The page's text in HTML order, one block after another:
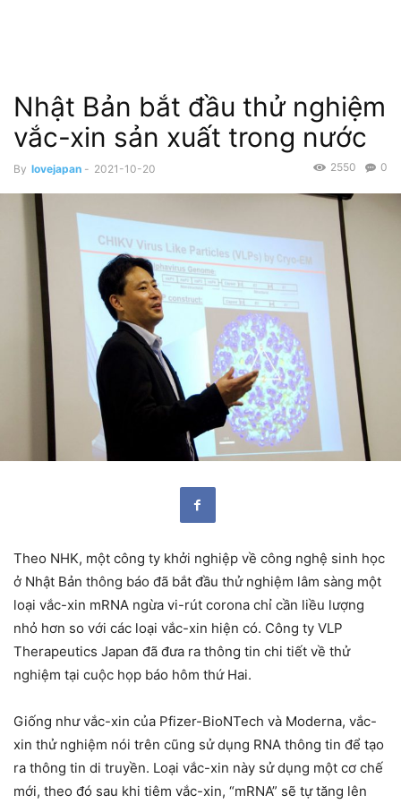
Nhật Bản bắt đầu thử nghiệm
vắc-xin sản xuất trong nước
By lovejapan - 2021-10-20 0
2550
Theo NHK, một công ty khởi nghiệp về công nghệ sinh học
ở Nhật Bản thông báo đã bắt đầu thử nghiệm lâm sàng một
loại vắc-xin mRNA ngừa vi-rút corona chỉ cần liều lượng
nhỏ hơn so với các loại vắc-xin hiện có. Công ty VLP
Therapeutics Japan đã đưa ra thông tin chi tiết về thử
nghiệm tại cuộc họp báo hôm thứ Hai.
Giống như vắc-xin của Pfizer-BioNTech và Moderna, vắc-
xin thử nghiệm nói trên cũng sử dụng RNA thông tin để tạo
ra thông tin di truyền. Loại vắc-xin này sử dụng một cơ chế
mới, theo đó sau khi tiêm vắc-xin, “mRNA” sẽ tự tăng lên